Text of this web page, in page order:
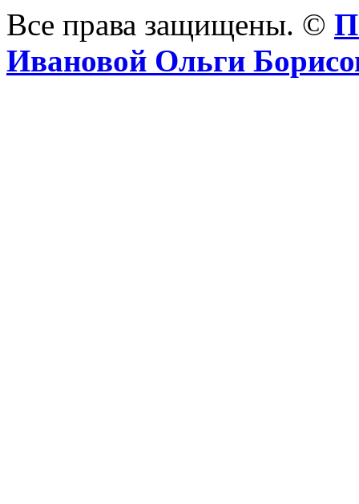
Все права защищены. ©
Ивановой Ольги